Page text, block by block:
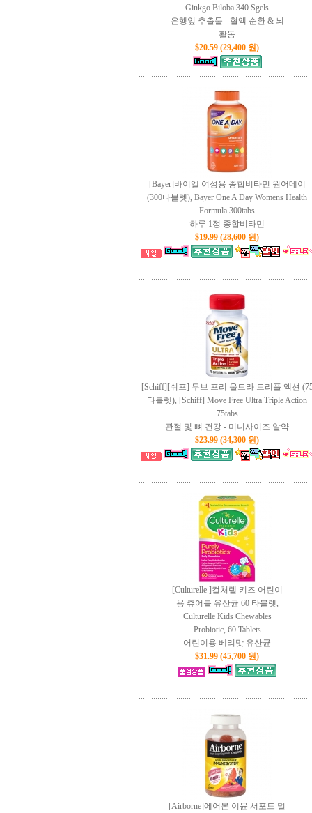
Ginkgo Biloba 340 Sgels
은행잎 추출물 - 혈액 순환 & 뇌
활동
$20.59 (29,400 원)
[Bayer]바이엘 여성용 종합비타민 원어데이
(300타블렛), Bayer One A Day Womens Health
Formula 300tabs
하루 1정 종합비타민
$19.99 (28,600 원)
[Schiff][쉬프] 무브 프리 울트라 트리플 액션
타블렛), [Schiff] Move Free Ultra Triple Action
75tabs
관절 및 뼈 건강 - 미니사이즈 알약
$23.99 (34,300 원)
[Culturelle ]컬처렐 키즈 어린이
용 츄어블 유산균 60 타블렛,
Culturelle Kids Chewables
Probiotic, 60 Tablets
어린이용 베리맛 유산균
$31.99 (45,700 원)
[Airborne]에어본 이뮨 서포트 멀